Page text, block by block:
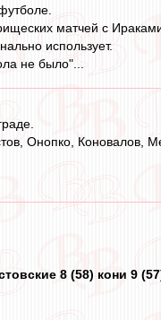
матчей с
использует.
не было"...
Онопко, Коновалов,
8 (58) кони 9